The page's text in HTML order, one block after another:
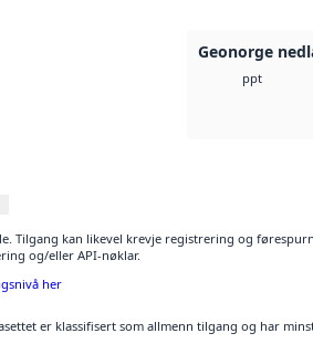
Geonorge
ppt
Tilgang kan likevel krevje registrering og
og/eller API-nøklar.
her
er klassifisert som allmenn tilgang og har